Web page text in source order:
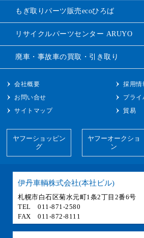
もぎ取りパーツ販売ecoひろば
リサイクルパーツセンター ARUYO
廃車・事故車の買取・引き取り
会社概要
採用情
お問い合せ
プライ
サイトマップ
貿易
ヤフーショッピン
グ
ヤフーオークショ
ン
伊丹車輌株式会社(本社ビル)
札幌市白石区菊水元町1条2丁目2番6号
TEL 011-871-2580
FAX 011-872-8111